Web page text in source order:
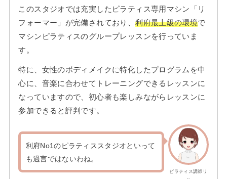
このスタジオでは充実したピラティス専用マシン「リ
フォーマー」が完備されており、利府最上級の環境で
マシンピラティスのグループレッスンを行っていま
す。
特に、女性のボディメイクに特化したプログラムを中
心に、音楽に合わせてトレーニングできるレッスンに
なっていますので、初心者も楽しみながらレッスンに
参加できると評判です。
ピラティス講師リ
利府No1のピラティススタジオといって
も過言ではないわね。